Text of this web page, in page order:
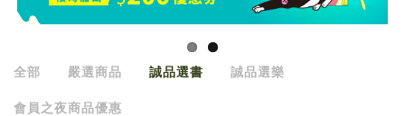
全部 嚴選商品 誠品選書 誠品選樂
會員之夜商品優惠